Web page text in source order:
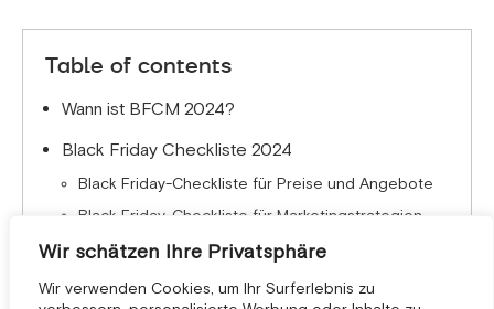
Wir schätzen Ihre Privatsphäre
Wir verwenden Cookies, um Ihr Surferlebnis zu
Table of contents
Wann ist BFCM 2024?
Black Friday Checkliste 2024
Black Friday-Checkliste für Preise und Angebote
Black Friday-Checkliste für Marketingstrategien
Black Friday und Cyber ​​Monday Checkliste für
Website- und Traffic-Management
Checkliste für das Kundenerlebnis am Black Friday